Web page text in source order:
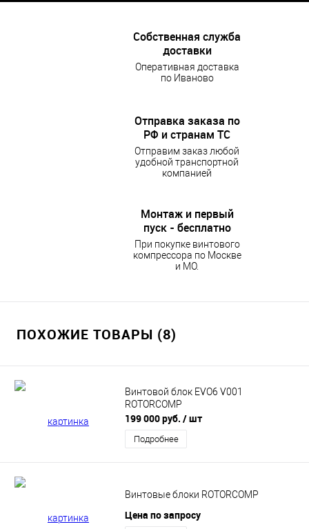
Собственная служба
доставки
Оперативная доставка
по Иваново
Отправка заказа по
РФ и странам ТС
Отправим заказ любой
удобной транспортной
компанией
Монтаж и первый
пуск - бесплатно
При покупке винтового
компрессора по Москве
и МО.
ПОХОЖИЕ ТОВАРЫ (8)
Винтовой блок EVO6 V001
ROTORCOMP
199 000 руб. / шт
Подробнее
Винтовые блоки ROTORCOMP
Цена по запросу